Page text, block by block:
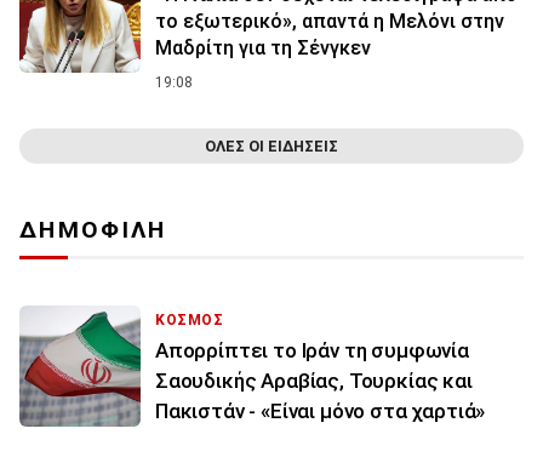
το εξωτερικό», απαντά η Μελόνι στην
Μαδρίτη για τη Σένγκεν
19:08
ΟΛΕΣ ΟΙ ΕΙΔΗΣΕΙΣ
ΔΗΜΟΦΙΛΗ
ΚΟΣΜΟΣ
Απορρίπτει το Ιράν τη συμφωνία
Σαουδικής Αραβίας, Τουρκίας και
Πακιστάν - «Είναι μόνο στα χαρτιά»